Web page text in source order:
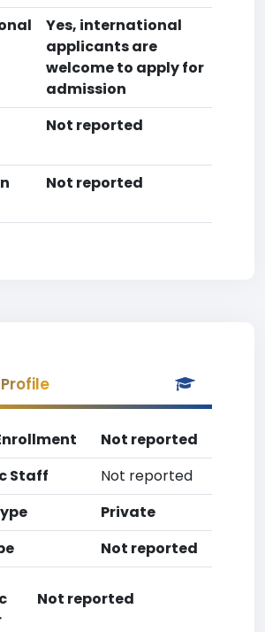
Yes, international
applicants are
welcome to apply for
admission
Not reported
Not reported
Not reported
Staff
Not reported
Private
Not reported
Not reported